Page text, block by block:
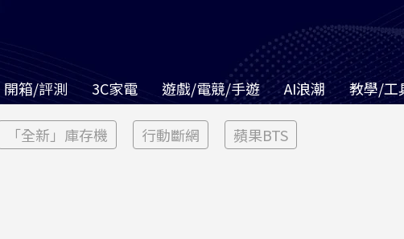
開箱/評測 3C家電 遊戲/電競/手遊 AI浪潮 教學/工
「全新」庫存機 行動斷網 蘋果BTS